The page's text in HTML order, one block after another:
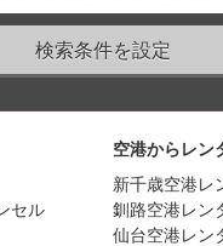
検索条件を設定
セル
空港からレン
新千歳空港レ
釧路空港レン
仙台空港レン